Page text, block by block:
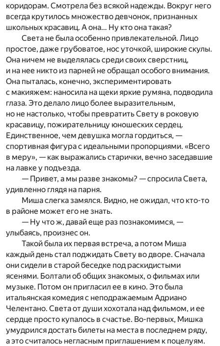
коридорам. Смотрела без всякой надежды. Вокруг него
всегда крутилось множество девчонок, признанных
школьных красавиц. А она… Ну кто она такая?
Света не была особенно привлекательной. Лицо
простое, даже грубоватое, нос уточкой, широкие скулы.
Она ничем не выделялась среди своих сверстниц,
и на нее никто из парней не обращал особого внимания.
Она пыталась, конечно, экспериментировать
с макияжем: наносила на щеки яркие румяна, подводила
глаза. Это делало лицо более выразительным,
но не настолько, чтобы превратить Свету в роковую
красавицу, пожирательницу юношеских сердец.
Единственное, чем девушка могла гордиться, —
спортивная фигура с идеальными пропорциями. «Всего
в меру», — как выражались старички, вечно заседавшие
на лавке у подъезда.
— Привет, а мы разве знакомы? — спросила Света,
удивленно глядя на парня.
Миша слегка замялся. Видно, не ожидал, что кто-то
в районе может его не знать.
— Ну что ж, давай еще раз познакомимся, —
улыбаясь, произнес он.
Такой была их первая встреча, а потом Миша
каждый день стал поджидать Свету во дворе. Сначала
они сидели в старой беседке под раскидистыми
ясенями. Болтали об общих знакомых, о фильмах или
музыке. Потом он пригласил ее в кино. Это была
итальянская комедия с неподражаемым Адриано
Челентано. Света от души хохотала над фильмом, и ее
сердце просто купалось в счастье. Во-первых, Мишка
умудрился достать билеты на места в последнем ряду,
а это считалось негласным приглашением к поцелуям.